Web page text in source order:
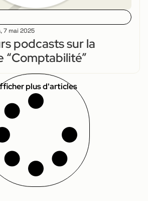
,7 mai 2025
podcasts sur la
plus d'articles